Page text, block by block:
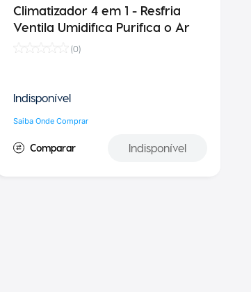
Climatizador 4 em 1 - Resfria
Ventila Umidifica Purifica o Ar
(0)
Indisponível
Saiba Onde Comprar
Indisponível